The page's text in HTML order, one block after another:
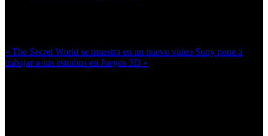
« The Secret World se muestra en un nuevo video Sony pone a
trabajar a sus estudios en Juegos 3D »